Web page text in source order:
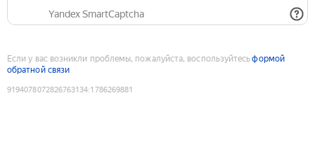
Yandex SmartCaptcha
Если у вас возникли проблемы, пожалуйста, воспользуйтесьформой
обратной связи
9194078072826763134:1786269881